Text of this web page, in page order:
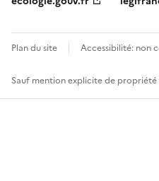
Plan du site Accessibilité: non
Sauf mention explicite de propriété